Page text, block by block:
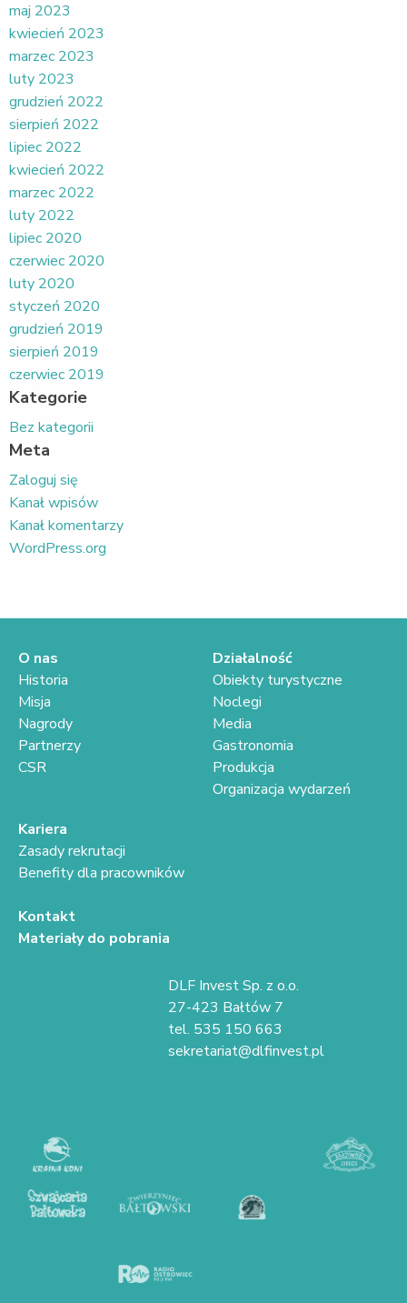
maj 2023
kwiecień 2023
marzec 2023
luty 2023
grudzień 2022
sierpień 2022
lipiec 2022
kwiecień 2022
marzec 2022
luty 2022
lipiec 2020
czerwiec 2020
luty 2020
styczeń 2020
grudzień 2019
sierpień 2019
czerwiec 2019
Kategorie
Bez kategorii
Meta
Zaloguj się
Kanał wpisów
Kanał komentarzy
WordPress.org
O nas
Historia
Misja
Nagrody
Partnerzy
CSR
Działalność
Obiekty turystyczne
Noclegi
Media
Gastronomia
Produkcja
Organizacja wydarzeń
Kariera
Zasady rekrutacji
Benefity dla pracowników
Kontakt
Materiały do pobrania
DLF Invest Sp. z o.o.
27-423 Bałtów 7
tel. 535 150 663
sekretariat@dlfinvest.pl